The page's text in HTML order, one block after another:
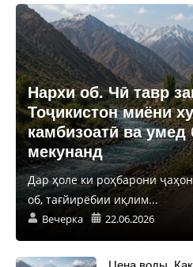
Нархи об. Чӣ тавр
Тоҷикистон миёни
камбизоатӣ ва умед
мекунанд
Дар ҳоле ки роҳбарони
об, тағйирёбии иқлим...
Вечерка 22.06.2026